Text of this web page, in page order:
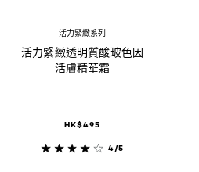
活力緊緻系列
活力緊緻透明質酸玻色因
活膚精華霜
HK$495
4/5